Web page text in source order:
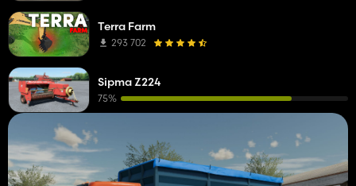
Terra Farm
293 702
Sipma Z224
75%